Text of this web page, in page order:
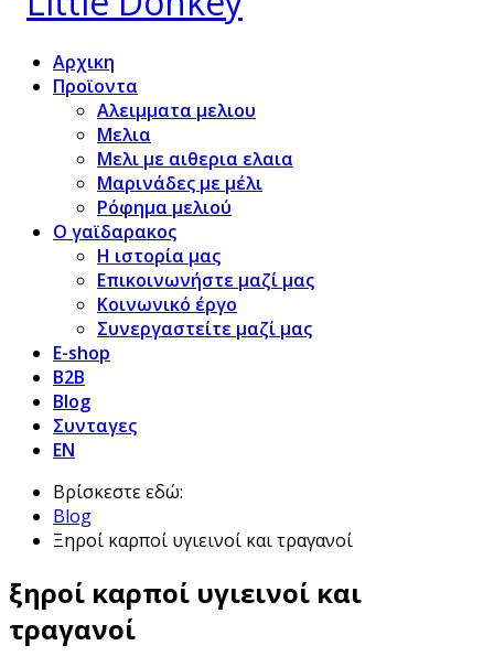
Αρχικη
Προϊoντα
Αλειμματα μελιου
Μελια
Μελι με αιθερια ελαια
Μαρινάδες με μέλι
Ρόφημα μελιού
Ο γαϊδαρακος
Η ιστορία μας
Επικοινωνήστε μαζί μας
Κοινωνικό έργο
Συνεργαστείτε μαζί μας
E-shop
B2B
Blog
Συνταγες
EN
Βρίσκεστε εδώ:
Blog
Ξηροί καρποί υγιεινοί και τραγανοί
ξηροί καρποί υγιεινοί και
τραγανοί